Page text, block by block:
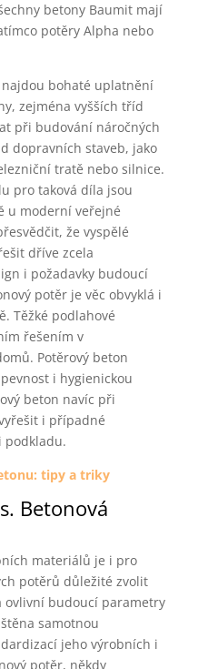
betony Baumit mají
potěry Alpha nebo
bohaté uplatnění
zejména vyšších tříd
při budování náročných
dopravních staveb, jako
tratě nebo silnice.
pro taková díla jsou
u moderní veřejné
že vyspělé
dříve zcela
i požadavky budoucí
potěr je věc obvyklá i
Těžké podlahové
řešením v
Potěrový beton
i hygienickou
beton navíc při
i případné
podkladu.
tipy a triky
Betonová
materiálů je i pro
potěrů důležité zvolit
budoucí parametry
samotnou
jeho výrobních i
potěr, někdy